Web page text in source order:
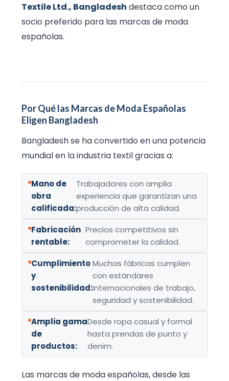
Textile Ltd., Bangladesh destaca como un
socio preferido para las marcas de moda
españolas.
Por Qué las Marcas de Moda Españolas
Eligen Bangladesh
Bangladesh se ha convertido en una potencia
mundial en la industria textil gracias a:
Mano de
obra
calificada:
Trabajadores con amplia
experiencia que garantizan una
producción de alta calidad.
Fabricación
rentable:
Precios competitivos sin
comprometer la calidad.
Cumplimiento
y
sostenibilidad:
Muchas fábricas cumplen
con estándares
internacionales de trabajo,
seguridad y sostenibilidad.
Amplia gama
de
productos:
Desde ropa casual y formal
hasta prendas de punto y
denim.
Las marcas de moda españolas, desde las